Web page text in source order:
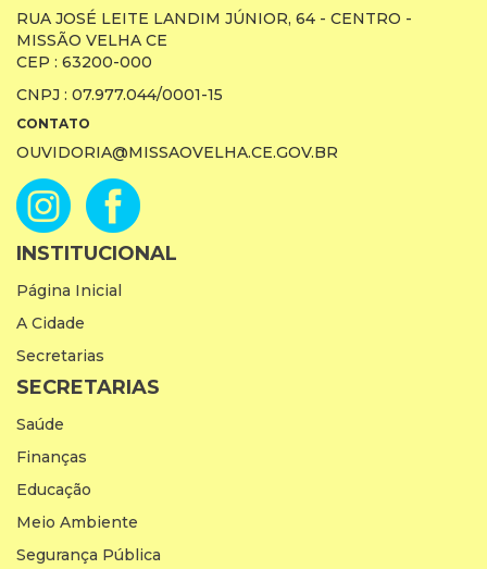
RUA JOSÉ LEITE LANDIM JÚNIOR, 64 - CENTRO -
MISSÃO VELHA CE
CEP : 63200-000
CNPJ : 07.977.044/0001-15
CONTATO
OUVIDORIA@MISSAOVELHA.CE.GOV.BR
INSTITUCIONAL
Página Inicial
A Cidade
Secretarias
SECRETARIAS
Saúde
Finanças
Educação
Meio Ambiente
Segurança Pública